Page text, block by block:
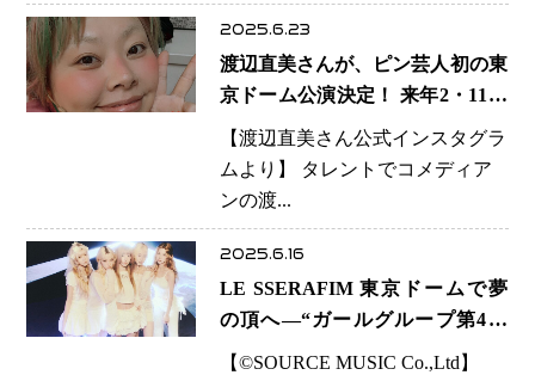
2025.6.23
渡辺直美さんが、ピン芸人初の東
京ドーム公演決定！ 来年2・11に
開催「夢が本当に叶ってしまっ
た」 芸歴20周年の節目に“大舞
【渡辺直美さん公式インスタグラ
ムより】 タレントでコメディア
ンの渡...
2025.6.16
LE SSERAFIM 東京ドームで夢
の頂へ―“ガールグループ第4世
代”の象徴が刻む新たな金字塔
【©SOURCE MUSIC Co.,Ltd】